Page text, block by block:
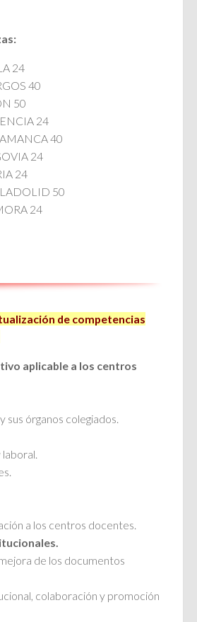
24
40
50
24
40
24
24
50
24
de competencias
aplicable a los centros
sus órganos colegiados.
a los centros docentes.
de los documentos
colaboración y promoción